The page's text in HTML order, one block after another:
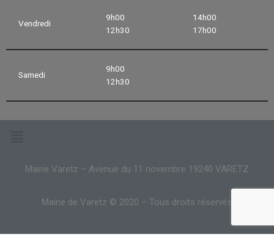
Vendredi
9h00
12h30
14h00
17h00
Samedi
9h00
12h30
Mairie Varetz – Avenue du 11 novembre 19240 VARETZ
Mairie de Varetz © 2020 – Tous droits réservés